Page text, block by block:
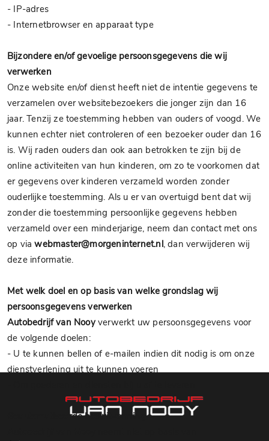
- IP-adres
- Internetbrowser en apparaat type
Bijzondere en/of gevoelige persoonsgegevens die wij
verwerken
Onze website en/of dienst heeft niet de intentie gegevens te
verzamelen over websitebezoekers die jonger zijn dan 16
jaar. Tenzij ze toestemming hebben van ouders of voogd. We
kunnen echter niet controleren of een bezoeker ouder dan 16
is. Wij raden ouders dan ook aan betrokken te zijn bij de
online activiteiten van hun kinderen, om zo te voorkomen dat
er gegevens over kinderen verzameld worden zonder
ouderlijke toestemming. Als u er van overtuigd bent dat wij
zonder die toestemming persoonlijke gegevens hebben
verzameld over een minderjarige, neem dan contact met ons
op viawebmaster@morgeninternet.nl, dan verwijderen wij
deze informatie.
Met welk doel en op basis van welke grondslag wij
persoonsgegevens verwerken
Autobedrijf van Nooyverwerkt uw persoonsgegevens voor
de volgende doelen:
- U te kunnen bellen of e-mailen indien dit nodig is om onze
dienstverlening uit te kunnen voeren
Geautomatiseerde besluitvorming